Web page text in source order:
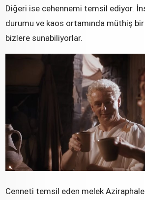
Diğeri ise cehennemi temsil ediyor.
durumu ve kaos ortamında müthiş bir
bizlere sunabiliyorlar.
Cenneti temsil eden melek